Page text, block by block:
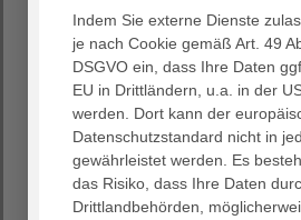
die Pflegeperson, stellvertretend
diese getan hätte, wenn er
dazu gehabt hätte.
Ziel der ganzheitlichen Betreuung
Linderung der Beschwerden, die
vorhandener Möglichkeiten und die
verbleibender Wünsche.
Indem Sie externe Dienste
je nach Cookie gemäß Art. 49
DSGVO ein, dass Ihre Daten
EU in Drittländern, u.a. in der
werden. Dort kann der
Datenschutzstandard nicht in
gewährleistet werden. Es
das Risiko, dass Ihre Daten
Drittlandbehörden,